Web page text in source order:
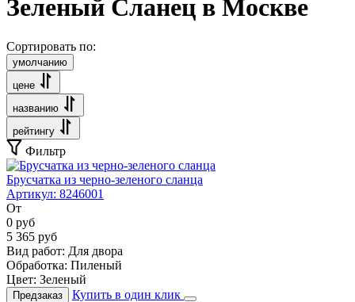
Зеленый Сланец в Москве
Сортировать по:
умолчанию
цене
названию
рейтингу
Фильтр
Брусчатка из черно-зеленого сланца
Артикул: 8246001
От
0 руб
5 365 руб
Вид работ: Для двора
Обработка: Пиленый
Цвет: Зеленый
Предзаказ Купить в один клик